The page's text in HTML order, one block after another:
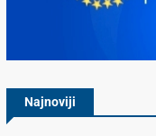
Najnoviji